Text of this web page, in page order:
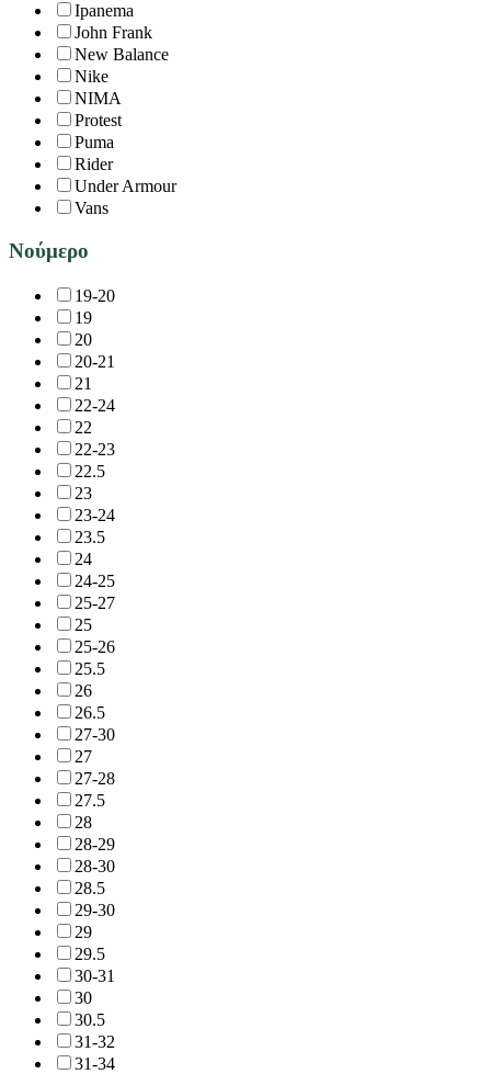
Ipanema
John Frank
New Balance
Nike
NIMA
Protest
Puma
Rider
Under Armour
Vans
Νούμερο
19-20
19
20
20-21
21
22-24
22
22-23
22.5
23
23-24
23.5
24
24-25
25-27
25
25-26
25.5
26
26.5
27-30
27
27-28
27.5
28
28-29
28-30
28.5
29-30
29
29.5
30-31
30
30.5
31-32
31-34